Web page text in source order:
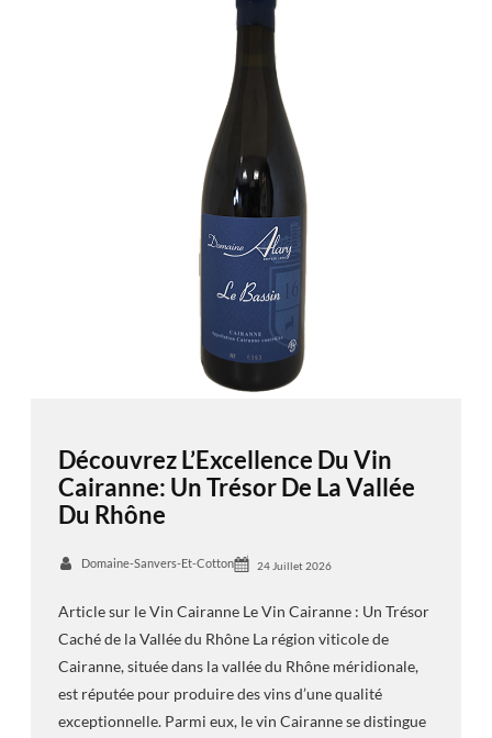
Découvrez L’Excellence Du Vin
Cairanne: Un Trésor De La Vallée
Du Rhône
Domaine-Sanvers-Et-Cotton 24 Juillet 2026
Article sur le Vin Cairanne Le Vin Cairanne : Un Trésor
Caché de la Vallée du Rhône La région viticole de
Cairanne, située dans la vallée du Rhône méridionale,
est réputée pour produire des vins d’une qualité
exceptionnelle. Parmi eux, le vin Cairanne se distingue